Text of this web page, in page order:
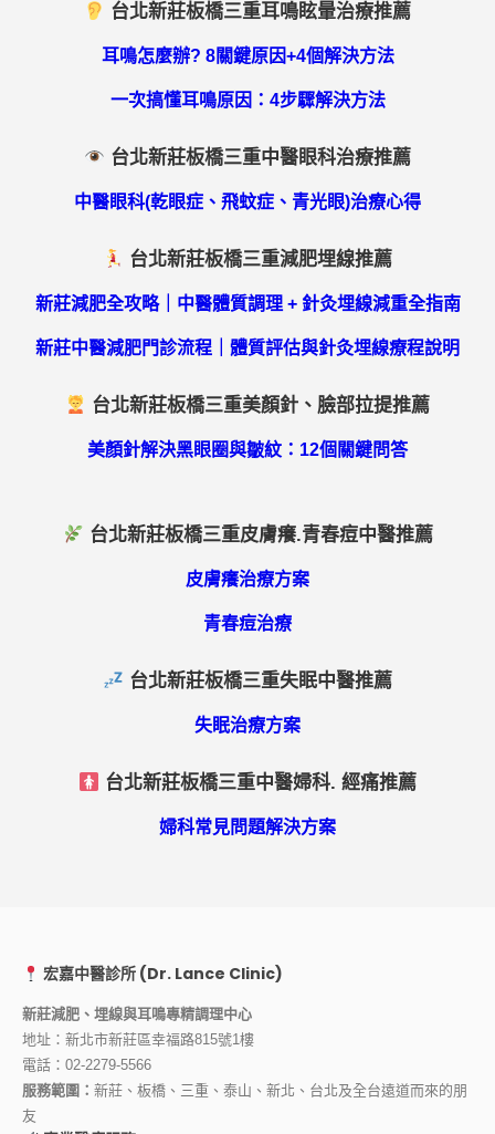
台北新莊板橋三重耳鳴眩暈治療推薦
耳鳴怎麼辦? 8關鍵原因+4個解決方法
一次搞懂耳鳴原因：4步驟解決方法
台北新莊板橋三重中醫眼科治療推薦
中醫眼科(乾眼症、飛蚊症、青光眼)治療心得
台北新莊板橋三重減肥埋線推薦
新莊減肥全攻略｜中醫體質調理 + 針灸埋線減重全指南
新莊中醫減肥門診流程｜體質評估與針灸埋線療程說明
台北新莊板橋三重美顏針、臉部拉提推薦
美顏針解決黑眼圈與皺紋：12個關鍵問答
台北新莊板橋三重皮膚癢.青春痘中醫推薦
皮膚癢治療方案
青春痘治療
台北新莊板橋三重失眠中醫推薦
失眠治療方案
台北新莊板橋三重中醫婦科. 經痛推薦
婦科常見問題解決方案
宏嘉中醫診所 (Dr. Lance Clinic)
新莊減肥、埋線與耳鳴專精調理中心
地址：新北市新莊區幸福路815號1樓
電話： 02-2279-5566
服務範圍： 新莊、板橋、三重、泰山、新北、台北及全台遠道而來的朋
友